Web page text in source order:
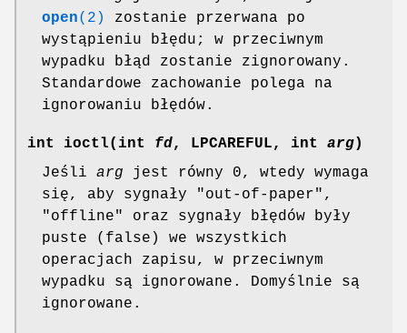
open(2)
zostanie przerwana po
wystąpieniu błędu; w przeciwnym
wypadku błąd zostanie zignorowany.
Standardowe zachowanie polega na
ignorowaniu błędów.
int ioctl(int fd, LPCAREFUL, int arg)
Jeśli arg jest równy 0, wtedy wymaga
się, aby sygnały "out-of-paper",
"offline" oraz sygnały błędów były
puste (false) we wszystkich
operacjach zapisu, w przeciwnym
wypadku są ignorowane. Domyślnie są
ignorowane.